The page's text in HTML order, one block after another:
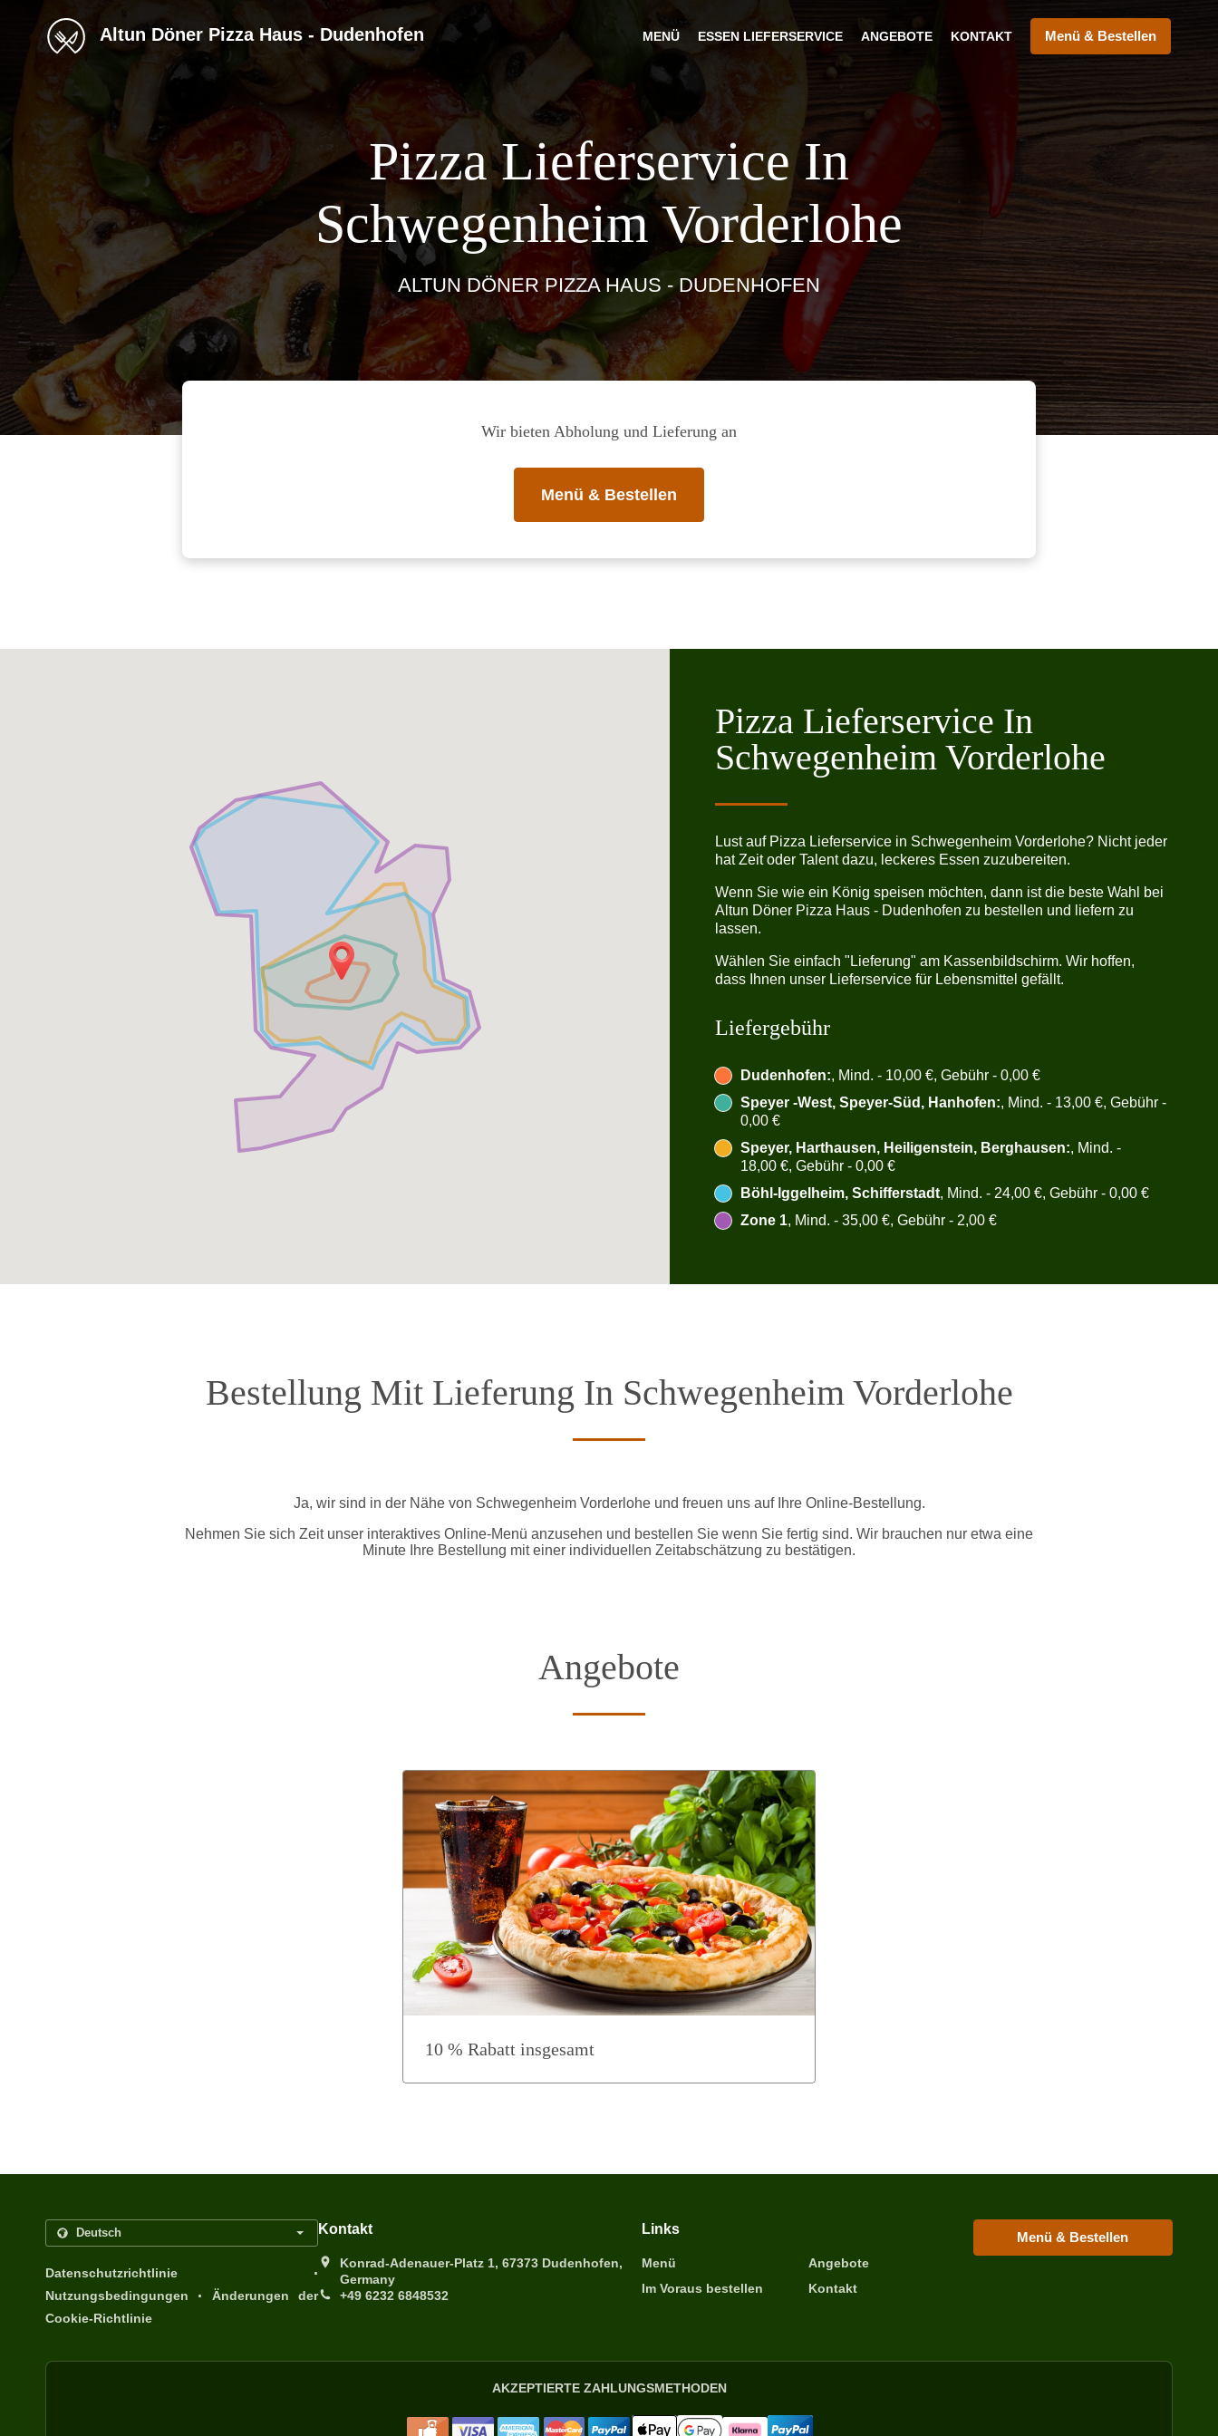
Altun Döner Pizza Haus - Dudenhofen MENÜ ESSEN LIEFERSERVICE ANGEBOTE KONTAKT Menü & Bestellen
Pizza Lieferservice In
Schwegenheim Vorderlohe
ALTUN DÖNER PIZZA HAUS - DUDENHOFEN
Wir bieten Abholung und Lieferung an
Menü & Bestellen
Pizza Lieferservice In
Schwegenheim Vorderlohe
Lust auf Pizza Lieferservice in Schwegenheim Vorderlohe? Nicht jeder
hat Zeit oder Talent dazu, leckeres Essen zuzubereiten.
Wenn Sie wie ein König speisen möchten, dann ist die beste Wahl bei
Altun Döner Pizza Haus - Dudenhofen zu bestellen und liefern zu
lassen.
Wählen Sie einfach "Lieferung" am Kassenbildschirm. Wir hoffen,
dass Ihnen unser Lieferservice für Lebensmittel gefällt.
Liefergebühr
Dudenhofen:, Mind. - 10,00 €, Gebühr - 0,00 €
Speyer -West, Speyer-Süd, Hanhofen:, Mind. - 13,00 €, Gebühr -
0,00 €
Speyer, Harthausen, Heiligenstein, Berghausen:, Mind. -
18,00 €, Gebühr - 0,00 €
Böhl-Iggelheim, Schifferstadt, Mind. - 24,00 €, Gebühr - 0,00 €
Zone 1, Mind. - 35,00 €, Gebühr - 2,00 €
Bestellung Mit Lieferung In Schwegenheim Vorderlohe
Ja, wir sind in der Nähe von Schwegenheim Vorderlohe und freuen uns auf Ihre Online-Bestellung.
Nehmen Sie sich Zeit unser interaktives Online-Menü anzusehen und bestellen Sie wenn Sie fertig sind. Wir brauchen nur etwa eine
Minute Ihre Bestellung mit einer individuellen Zeitabschätzung zu bestätigen.
Angebote
10 % Rabatt insgesamt
Datenschutzrichtlinie .
Nutzungsbedingungen .
Änderungen der
Cookie-Richtlinie
Kontakt
Konrad-Adenauer-Platz 1, 67373 Dudenhofen,
Germany
+49 6232 6848532
Links
Menü
Angebote
Im Voraus bestellen
Kontakt
Menü & Bestellen
AKZEPTIERTE ZAHLUNGSMETHODEN